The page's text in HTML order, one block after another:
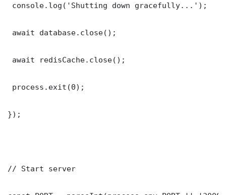
console.log('Shutting down gracefully...');
await database.close();
await redisCache.close();
process.exit(0);
});
// Start server